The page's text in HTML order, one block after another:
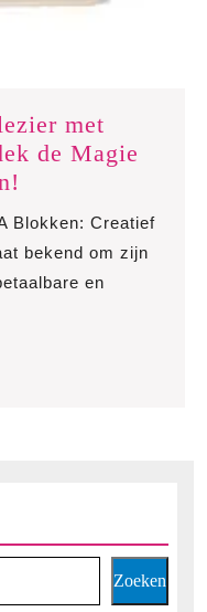
met
de Magie
Bouwplezier
met
HEMA
Blokken: Creatief
bekend om zijn
en
Zoeken